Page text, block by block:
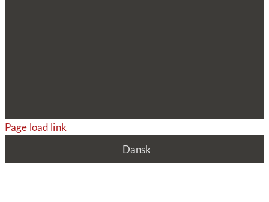
Page load link
Dansk